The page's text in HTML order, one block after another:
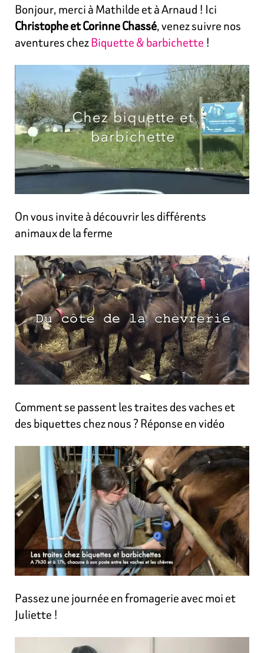
Bonjour, merci à Mathilde et à Arnaud ! Ici
Christophe et Corinne Chassé, venez suivre nos
aventures chezBiquette & barbichette !
On vous invite à découvrir les différents
animaux de la ferme
Comment se passent les traites des vaches et
des biquettes chez nous ? Réponse en vidéo
Passez une journée en fromagerie avec moi et
Juliette !